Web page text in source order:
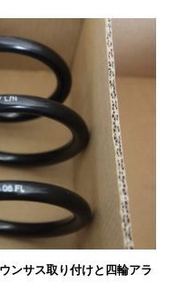
ンサス取り付けと四輪アラ